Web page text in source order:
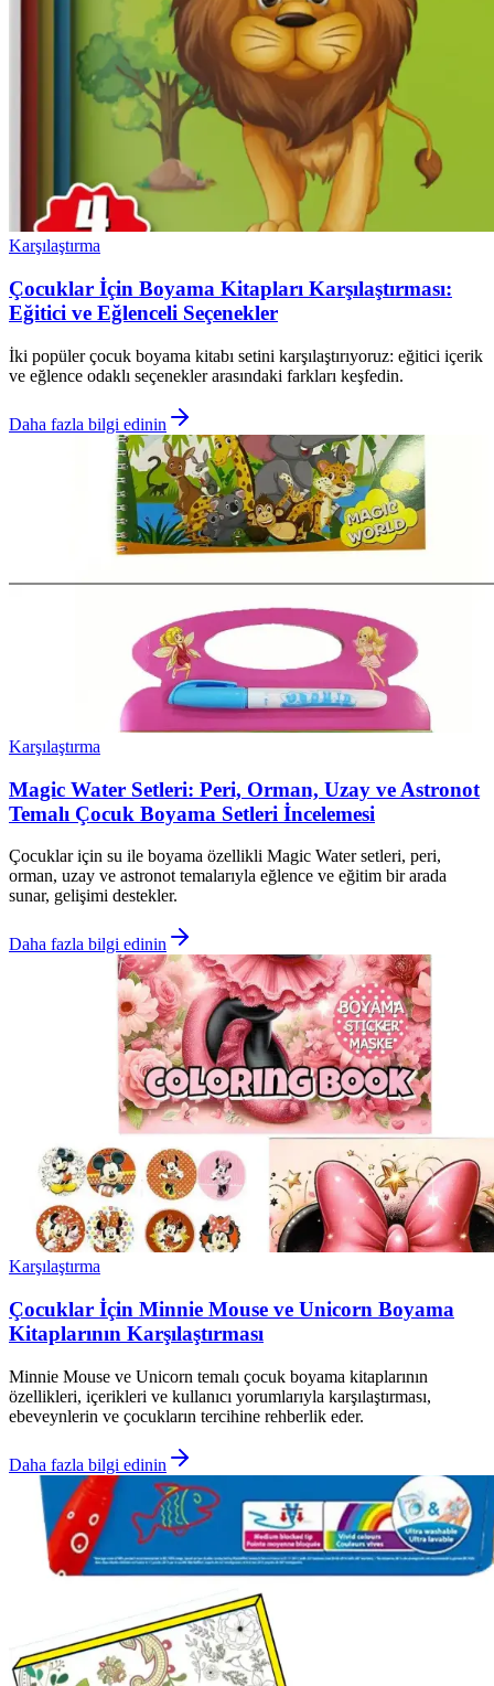
Karşılaştırma
Çocuklar İçin Boyama Kitapları Karşılaştırması:
Eğitici ve Eğlenceli Seçenekler
İki popüler çocuk boyama kitabı setini karşılaştırıyoruz: eğitici içerik
ve eğlence odaklı seçenekler arasındaki farkları keşfedin.
Daha fazla bilgi edinin
Karşılaştırma
Magic Water Setleri: Peri, Orman, Uzay ve Astronot
Temalı Çocuk Boyama Setleri İncelemesi
Çocuklar için su ile boyama özellikli Magic Water setleri, peri,
orman, uzay ve astronot temalarıyla eğlence ve eğitim bir arada
sunar, gelişimi destekler.
Daha fazla bilgi edinin
Karşılaştırma
Çocuklar İçin Minnie Mouse ve Unicorn Boyama
Kitaplarının Karşılaştırması
Minnie Mouse ve Unicorn temalı çocuk boyama kitaplarının
özellikleri, içerikleri ve kullanıcı yorumlarıyla karşılaştırması,
ebeveynlerin ve çocukların tercihine rehberlik eder.
Daha fazla bilgi edinin